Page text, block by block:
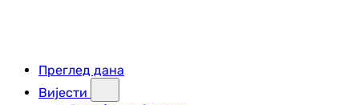
Преглед дана
Вијести